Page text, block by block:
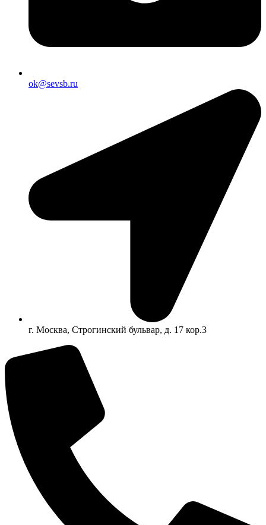
ok@sevsb.ru
г. Москва, Строгинский бульвар, д. 17 кор.3